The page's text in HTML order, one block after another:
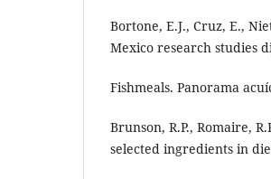
Bortone, E.J., Cruz, E.,
Mexico research studies
Fishmeals. Panorama
Brunson, R.P., Romaire,
selected ingredients in